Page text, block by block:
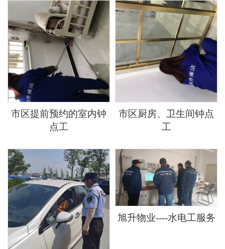
市区提前预约的室内钟
点工
市区厨房、卫生间钟点
工
旭升物业----水电工服务